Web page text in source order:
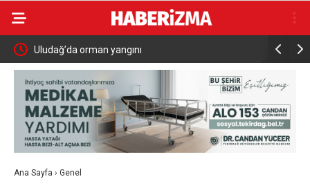
Uludağ’da orman yangını MHP
Ana Sayfa › Genel